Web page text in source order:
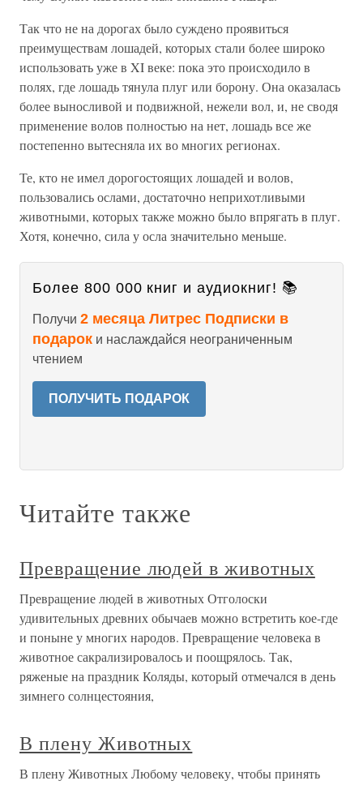
Так что не на дорогах было суждено проявиться
преимуществам лошадей, которых стали более широко
использовать уже в XI веке: пока это происходило в
полях, где лошадь тянула плуг или борону. Она оказалась
более выносливой и подвижной, нежели вол, и, не сводя
применение волов полностью на нет, лошадь все же
постепенно вытесняла их во многих регионах.
Те, кто не имел дорогостоящих лошадей и волов,
пользовались ослами, достаточно неприхотливыми
животными, которых также можно было впрягать в плуг.
Хотя, конечно, сила у осла значительно меньше.
Более 800 000 книг и аудиокниг! 📚
Получи 2 месяца Литрес Подписки в
подарок и наслаждайся неограниченным
чтением
ПОЛУЧИТЬ ПОДАРОК
Читайте также
Превращение людей в животных
Превращение людей в животных Отголоски
удивительных древних обычаев можно встретить кое-где
и поныне у многих народов. Превращение человека в
животное сакрализировалось и поощрялось. Так,
ряженые на праздник Коляды, который отмечался в день
зимнего солнцестояния,
В плену Животных
В плену Животных Любому человеку, чтобы принять